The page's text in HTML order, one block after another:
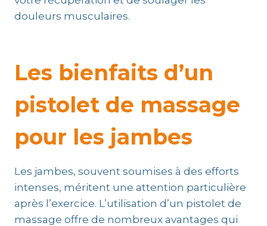
douleurs musculaires.
Les bienfaits d’un
pistolet de massage
pour les jambes
Les jambes, souvent soumises à des efforts
intenses, méritent une attention particulière
après l’exercice. L’utilisation d’un pistolet de
massage offre de nombreux avantages qui